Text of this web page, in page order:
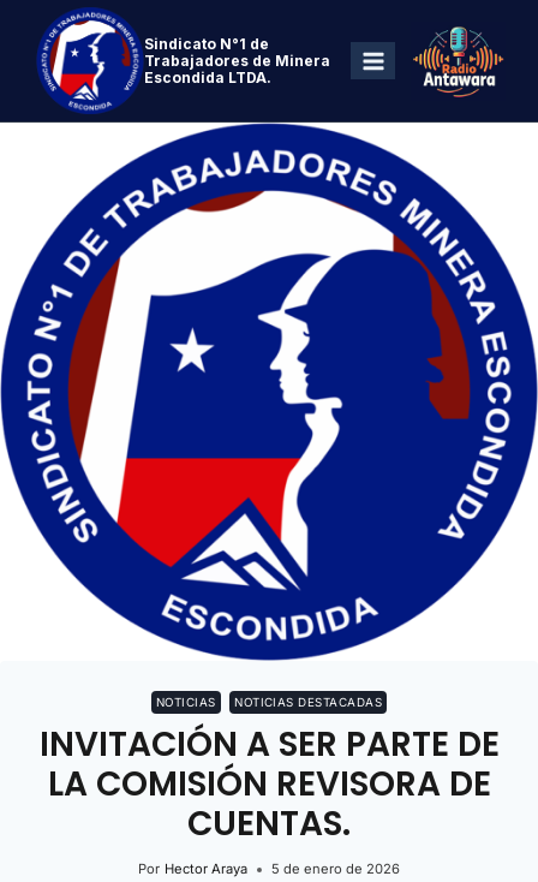
Sindicato N°1 de
Trabajadores de Minera
Escondida LTDA.
NOTICIAS NOTICIAS DESTACADAS
INVITACIÓN A SER PARTE DE
LA COMISIÓN REVISORA DE
CUENTAS.
Por Hector Araya 5 de enero de 2026